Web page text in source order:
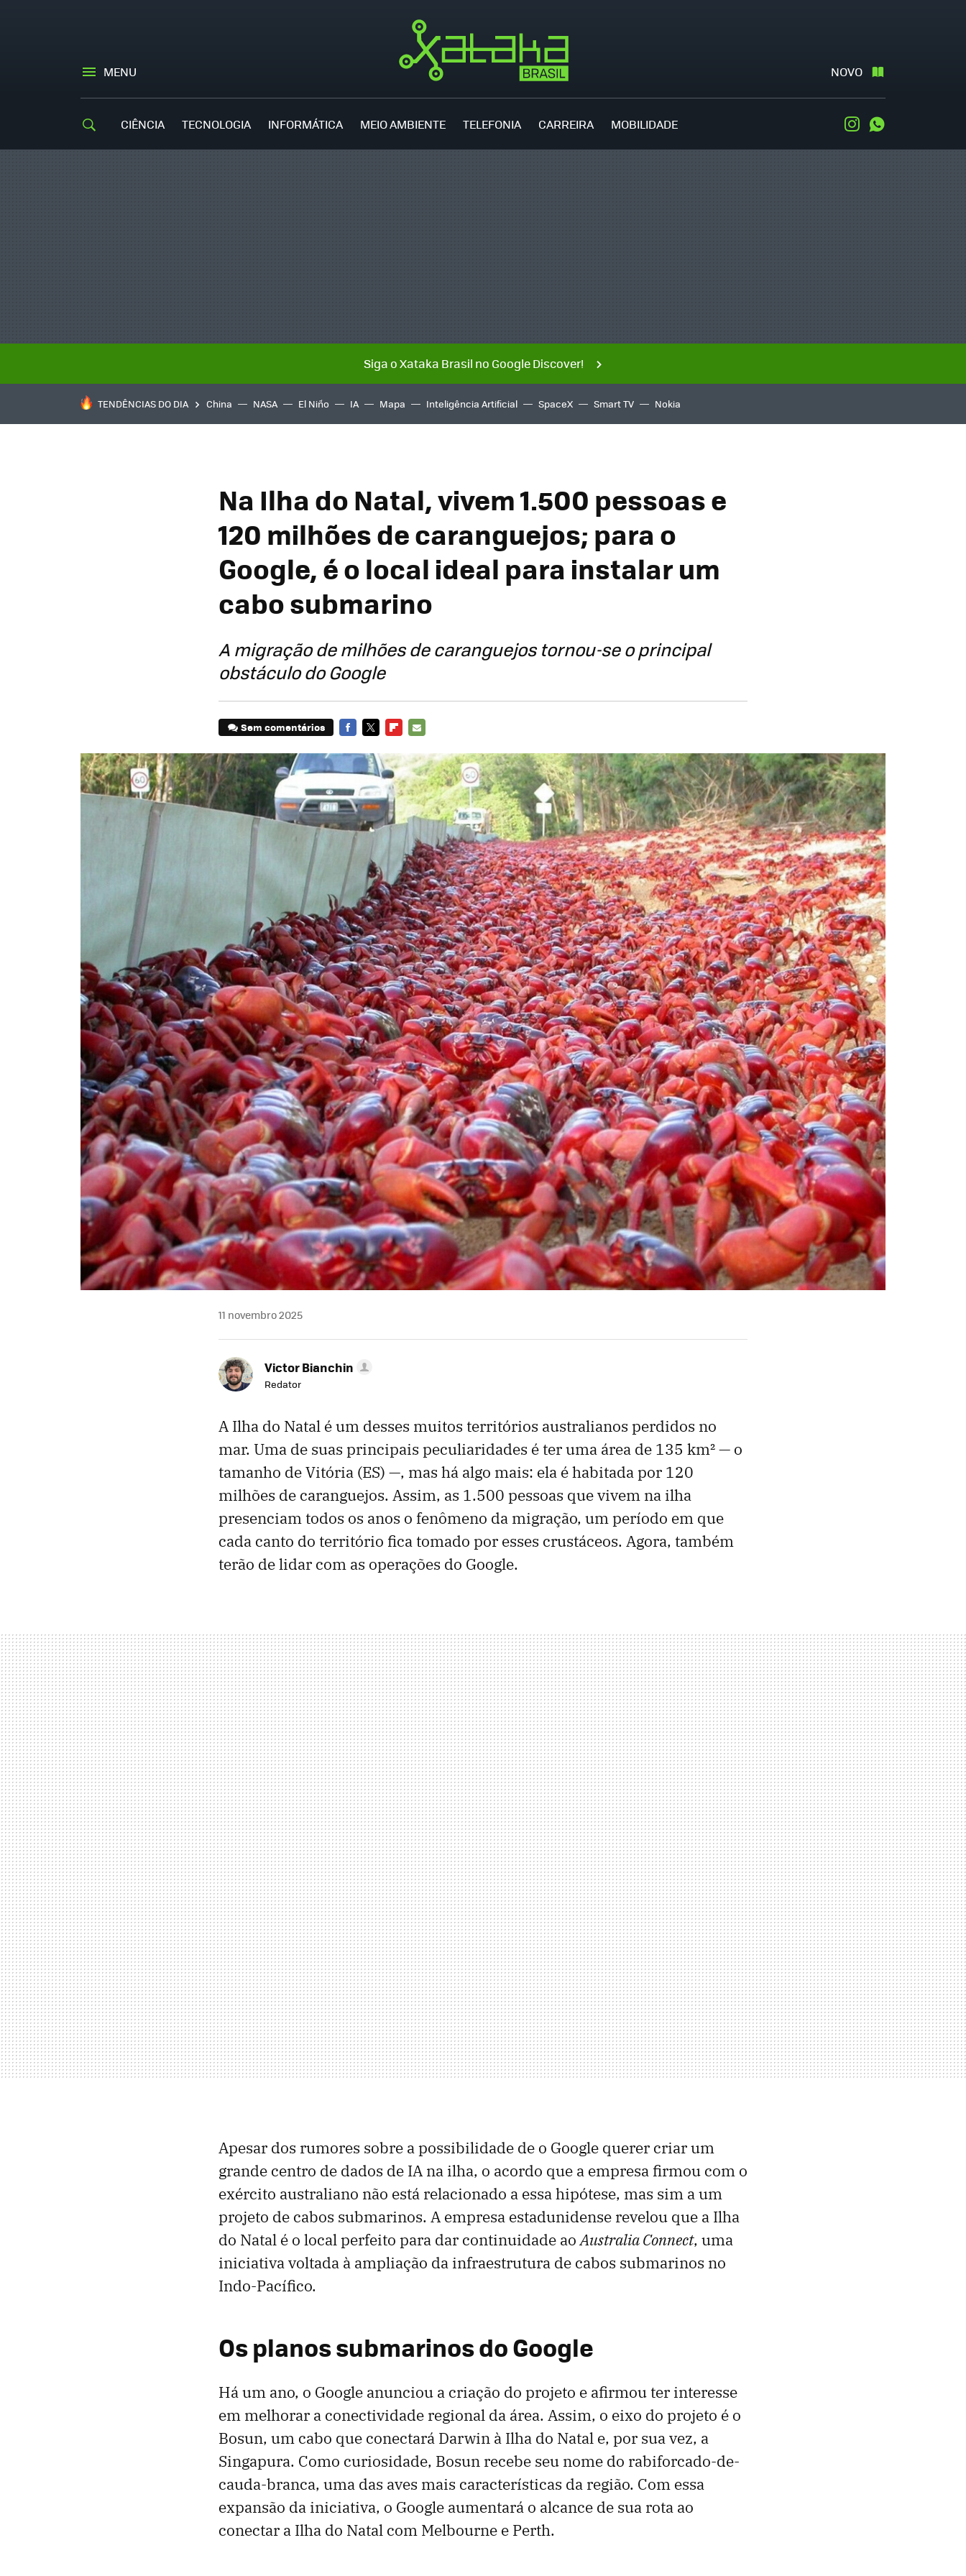
MENU NOVO
CIÊNCIA TECNOLOGIA INFORMÁTICA MEIO AMBIENTE TELEFONIA CARREIRA MOBILIDADE Instagram
Siga o Xataka Brasil no Google Discover!
TENDÊNCIAS DO DIA China NASA El Niño IA Mapa Inteligência Artificial SpaceX Smart TV Nokia
Na Ilha do Natal, vivem 1.500 pessoas e
120 milhões de caranguejos; para o
Google, é o local ideal para instalar um
cabo submarino
A migração de milhões de caranguejos tornou-se o principal
obstáculo do Google
Sem comentários
MAIL
11 novembro 2025
Victor Bianchin
Redator
A Ilha do Natal é um desses muitos territórios australianos perdidos no
mar. Uma de suas principais peculiaridades é ter uma área de 135 km² — o
tamanho de Vitória (ES) —, mas há algo mais: ela é habitada por 120
milhões de caranguejos. Assim, as 1.500 pessoas que vivem na ilha
presenciam todos os anos o fenômeno da migração, um período em que
cada canto do território fica tomado por esses crustáceos. Agora, também
terão de lidar com as operações do Google.
Apesar dos rumores sobre a possibilidade de o Google querer criar um
grande centro de dados de IA na ilha, o acordo que a empresa firmou com o
exército australiano não está relacionado a essa hipótese, mas sim a um
projeto de cabos submarinos. A empresa estadunidense revelou que a Ilha
do Natal é o local perfeito para dar continuidade aoAustralia Connect, uma
iniciativa voltada à ampliação da infraestrutura de cabos submarinos no
Indo-Pacífico.
Os planos submarinos do Google
Há um ano, o Google anunciou a criação do projeto e afirmou ter interesse
em melhorar a conectividade regional da área. Assim, o eixo do projeto é o
Bosun, um cabo que conectará Darwin à Ilha do Natal e, por sua vez, a
Singapura. Como curiosidade, Bosun recebe seu nome do rabiforcado-de-
cauda-branca, uma das aves mais características da região. Com essa
expansão da iniciativa, o Google aumentará o alcance de sua rota ao
conectar a Ilha do Natal com Melbourne e Perth.